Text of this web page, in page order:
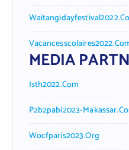
MEDIA
Isth2022.com
P2b2pabi2023-
Wocfparis2023.org